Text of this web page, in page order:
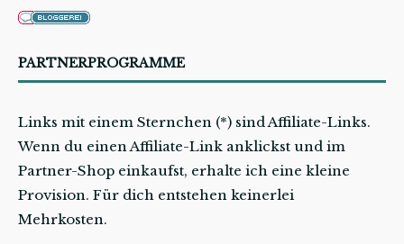
PARTNERPROGRAMME
Links mit einem Sternchen (*) sind Affiliate-Links.
Wenn du einen Affiliate-Link anklickst und im
Partner-Shop einkaufst, erhalte ich eine kleine
Provision. Für dich entstehen keinerlei
Mehrkosten.